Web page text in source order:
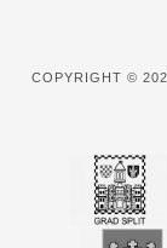
COPYRIGHT ©